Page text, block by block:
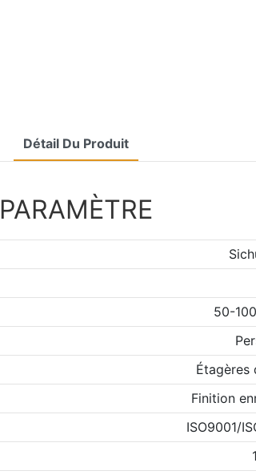
Détail Du Produit
PARAMÈTRE
50-
Étagères
Finition
ISO9001/